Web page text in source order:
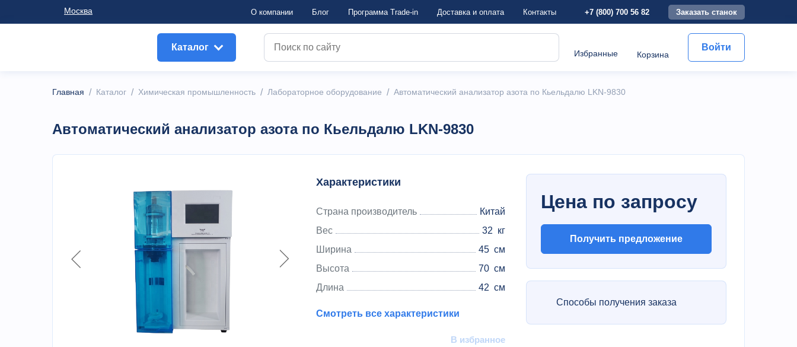
Москва О компании Блог Программа Trade-in Достaвка и оплата Контакты +7 (800) 700 56 82 Заказать станок
Каталог
Избранные Корзина
Войти
Главная / Каталог / Химическая промышленность / Лабораторное оборудование / Автоматический анализатор азота по Кьельдалю LKN-9830
Автоматический анализатор азота по Кьельдалю LKN-9830
Характеристики
Страна производитель
Китай
Вес
32 кг
Ширина
45 см
Высота
70 см
Длина
42 см
Смотреть все характеристики
В избранное
Цена по запросу
Получить предложение
Способы получения заказа